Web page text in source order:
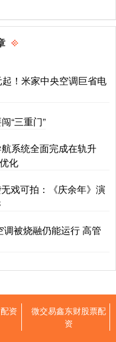
！米家中央空调巨省电
“三重门”
系统全面完成在轨升
化
戏可拍：《庆余年》演
被烧融仍能运行 高管
资
微交易鑫东财股票配
资